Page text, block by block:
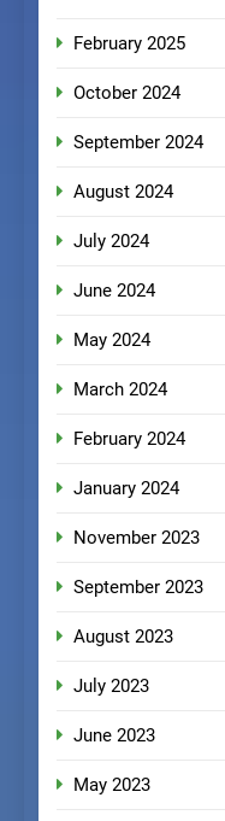
February 2025
October 2024
September 2024
August 2024
July 2024
June 2024
May 2024
March 2024
February 2024
January 2024
November 2023
September 2023
August 2023
July 2023
June 2023
May 2023